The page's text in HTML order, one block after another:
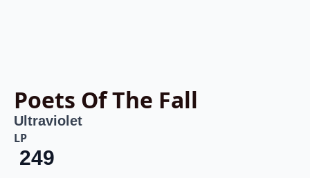
Poets Of The Fall
Ultraviolet
LP
249